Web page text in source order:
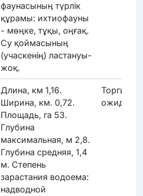
фаунасының түрлік
құрамы: ихтиофауны
- мөңке, тұқы, оңғақ.
Су қоймасының
(учаскенің) ластануы-
жоқ.
Длина, км 1,16.
Ширина, км. 0,72.
Площадь, га 53.
Глубина
максимальная, м 2,8.
Глубина средняя, 1,4
м. Степень
зарастания водоема:
надводной
Торги